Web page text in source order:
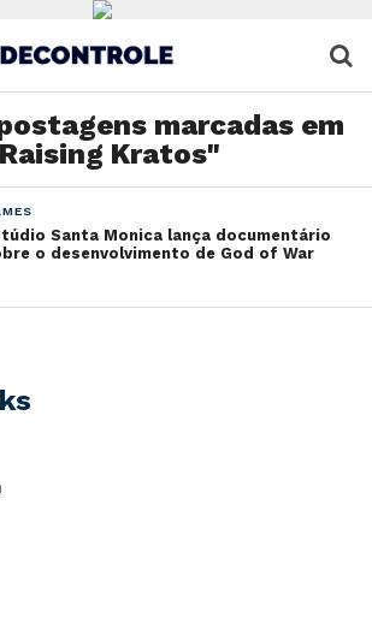
marcadas em
Kratos"
Santa Monica lança documentário
o desenvolvimento de God of War